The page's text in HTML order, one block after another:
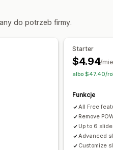
Niestandardowe prośby
do potrzeb firmy.
Starter
$4.94/
albo $47.40/
Funkcje
All Free
Remove
Up to 6
Advanced
Customize